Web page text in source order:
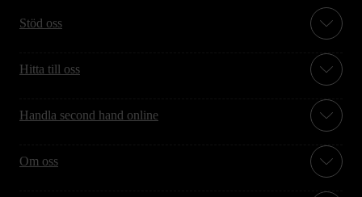
Stöd oss
Hitta till oss
Handla second hand online
Om oss